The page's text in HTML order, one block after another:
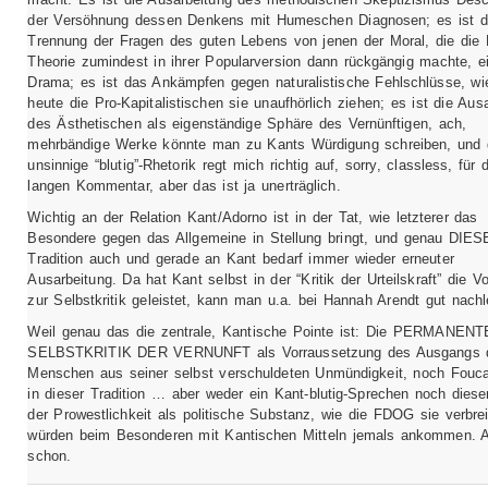
der Versöhnung dessen Denkens mit Humeschen Diagnosen; es ist
Trennung der Fragen des guten Lebens von jenen der Moral, die die
Theorie zumindest in ihrer Popularversion dann rückgängig machte,
Drama; es ist das Ankämpfen gegen naturalistische Fehlschlüsse,
heute die Pro-Kapitalistischen sie unaufhörlich ziehen; es ist die
des Ästhetischen als eigenständige Sphäre des Vernünftigen, ach,
mehrbändige Werke könnte man zu Kants Würdigung schreiben, und
unsinnige “blutig”-Rhetorik regt mich richtig auf, sorry, classless, für
langen Kommentar, aber das ist ja unerträglich.
Wichtig an der Relation Kant/Adorno ist in der Tat, wie letzterer das
Besondere gegen das Allgemeine in Stellung bringt, und genau
Tradition auch und gerade an Kant bedarf immer wieder erneuter
Ausarbeitung. Da hat Kant selbst in der “Kritik der Urteilskraft” die
zur Selbstkritik geleistet, kann man u.a. bei Hannah Arendt gut
Weil genau das die zentrale, Kantische Pointe ist: Die
SELBSTKRITIK DER VERNUNFT als Vorraussetzung des Ausgangs
Menschen aus seiner selbst verschuldeten Unmündigkeit, noch
in dieser Tradition … aber weder ein Kant-blutig-Sprechen noch
der Prowestlichkeit als politische Substanz, wie die FDOG sie
würden beim Besonderen mit Kantischen Mitteln jemals ankommen.
schon.